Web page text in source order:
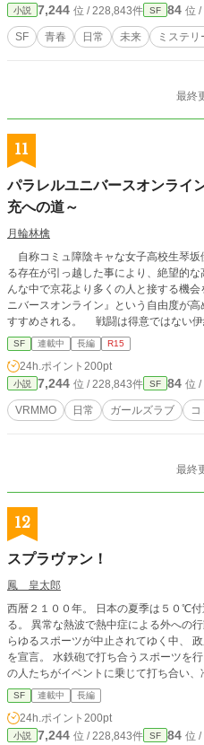
小説 7,244 位 / 228,843件 SF 84 位 /
SF 青春 日常 未来 ミステリ
最終
11
パラレルユニバースオンライ
充への道～
月輪林檎
自称コミュ障陰キャな女子高校生琴
る存在が引っ越した事により、絶望的
んな中で京花より多くの人と接する機
ニバースオンライン』という自由度が
すすめされる。 戦闘は得意ではない伊
エストなどをして少しずつプレイを始
入れたものが伊織の生活を一変させる
を成長させるきっかけを与える。 これは一人の陰キャコミュ障女子高生
が、パラレルユニバースオンラインにて
なる物語…………などではなく、コミュ
げる物語である。
SF 連載中 長編 R15
24h.ポイント 200pt
小説 7,244 位 / 228,843件 SF 84 位 /
VRMMO 日常 ガールズラブ
最終
12
スプラヴァン！
鳳 皇太郎
西暦２１００年。 日本の夏季は５０℃
る。 異常な熱波で熱中症による外への
らゆるスポーツが中止されてゆく中、
を宣言。 水鉄砲で打ち合うスポーツを
の人たちがイベントに乗じて打ち合い
と、全国学校の科目としても登録。 あ
ていった。 一方、トウキョウ内で成績
りきった気分でうだつが上がらずに向上
どうにもならず無力にふぬけたところ、
SF 連載中 長編
24h.ポイント 200pt
小説 7,244 位 / 228,843件 SF 84 位 /